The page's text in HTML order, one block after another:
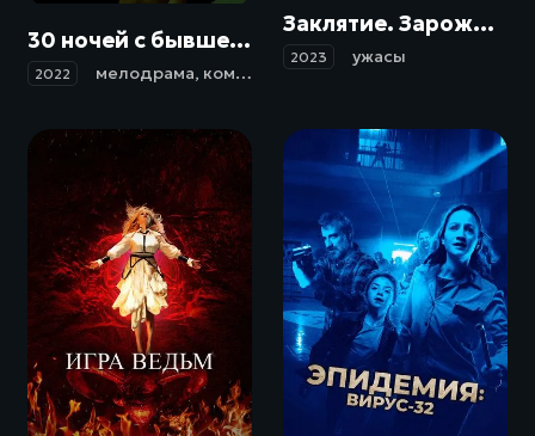
30 ночей с бывшей / 30 noches con mi ex (2022)
2022 мелодрама, комедия
Заклятие. Зарождение зла / Auxilio (2023)
2023 ужасы